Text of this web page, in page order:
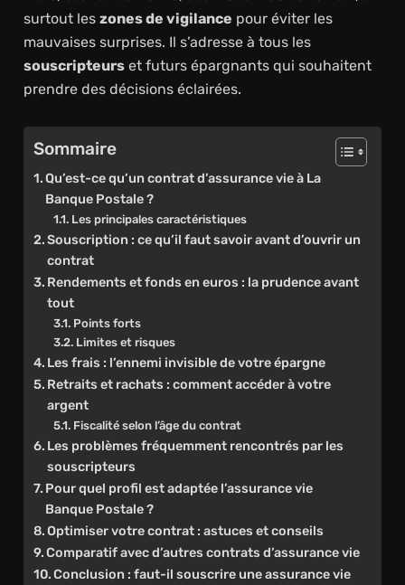
surtout les zones de vigilance pour éviter les
mauvaises surprises. Il s’adresse à tous les
souscripteurset futurs épargnants qui souhaitent
prendre des décisions éclairées.
Sommaire
Qu’est-ce qu’un contrat d’assurance vie à La
Banque Postale ?
Les principales caractéristiques
Souscription : ce qu’il faut savoir avant d’ouvrir un
contrat
Rendements et fonds en euros : la prudence avant
tout
Points forts
Limites et risques
Les frais : l’ennemi invisible de votre épargne
Retraits et rachats : comment accéder à votre
argent
Fiscalité selon l’âge du contrat
Les problèmes fréquemment rencontrés par les
souscripteurs
Pour quel profil est adaptée l’assurance vie
Banque Postale ?
Optimiser votre contrat : astuces et conseils
Comparatif avec d’autres contrats d’assurance vie
Conclusion : faut-il souscrire une assurance vie